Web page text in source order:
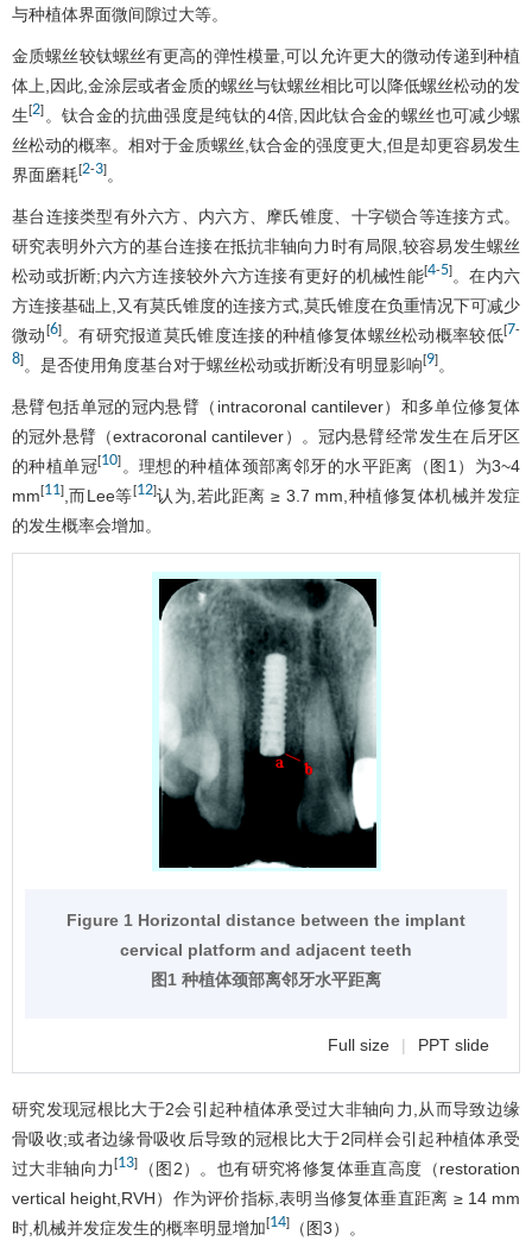
与种植体界面微间隙过大等。
金质螺丝较钛螺丝有更高的弹性模量,可以允许更大的微动传递到种植
体上,因此,金涂层或者金质的螺丝与钛螺丝相比可以降低螺丝松动的发
生[2] 。钛合金的抗曲强度是纯钛的4倍,因此钛合金的螺丝也可减少螺
丝松动的概率。相对于金质螺丝,钛合金的强度更大,但是却更容易发生
界面磨耗[2-3] 。
基台连接类型有外六方、内六方、摩氏锥度、十字锁合等连接方式。
研究表明外六方的基台连接在抵抗非轴向力时有局限,较容易发生螺丝
松动或折断;内六方连接较外六方连接有更好的机械性能[4-5]。在内六
方连接基础上,又有莫氏锥度的连接方式,莫氏锥度在负重情况下可减少
微动 [6]。有研究报道莫氏锥度连接的种植修复体螺丝松动概率较低[7-
8] 。是否使用角度基台对于螺丝松动或折断没有明显影响[9] 。
悬臂包括单冠的冠内悬臂（intracoronal cantilever）和多单位修复体
的冠外悬臂（extracoronal cantilever）。冠内悬臂经常发生在后牙区
的种植单冠[10] 。理想的种植体颈部离邻牙的水平距离（ 图1 ）为3~4
mm[11] ,而Lee等[12]认为,若此距离 ≥ 3.7 mm,种植修复体机械并发症
的发生概率会增加。
Figure 1 Horizontal distance between the implant
cervical platform and adjacent teeth
图1 种植体颈部离邻牙水平距离
Full size | PPT slide
研究发现冠根比大于2会引起种植体承受过大非轴向力,从而导致边缘
骨吸收;或者边缘骨吸收后导致的冠根比大于2同样会引起种植体承受
过大非轴向力[13] （ 图2）。也有研究将修复体垂直高度（restoration
vertical height,RVH）作为评价指标,表明当修复体垂直距离 ≥ 14 mm
时,机械并发症发生的概率明显增加[14] （ 图3）。